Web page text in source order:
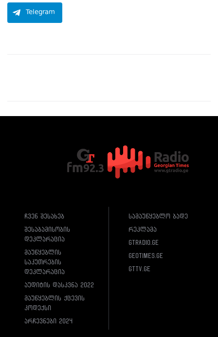
Telegram
ჩვენ შესახებ
შესაბამისობის
დეკლარაცია
მაუწყებლის
საკუთრების
დეკლარაცია
აუდიტის დასკვნა 2022
მაუწყებლის ქცევის
კოდექსი
არჩევნები 2024
სამაუწყებლო ბადე
რეკლამა
gtradio.ge
geotimes.ge
gttv.ge